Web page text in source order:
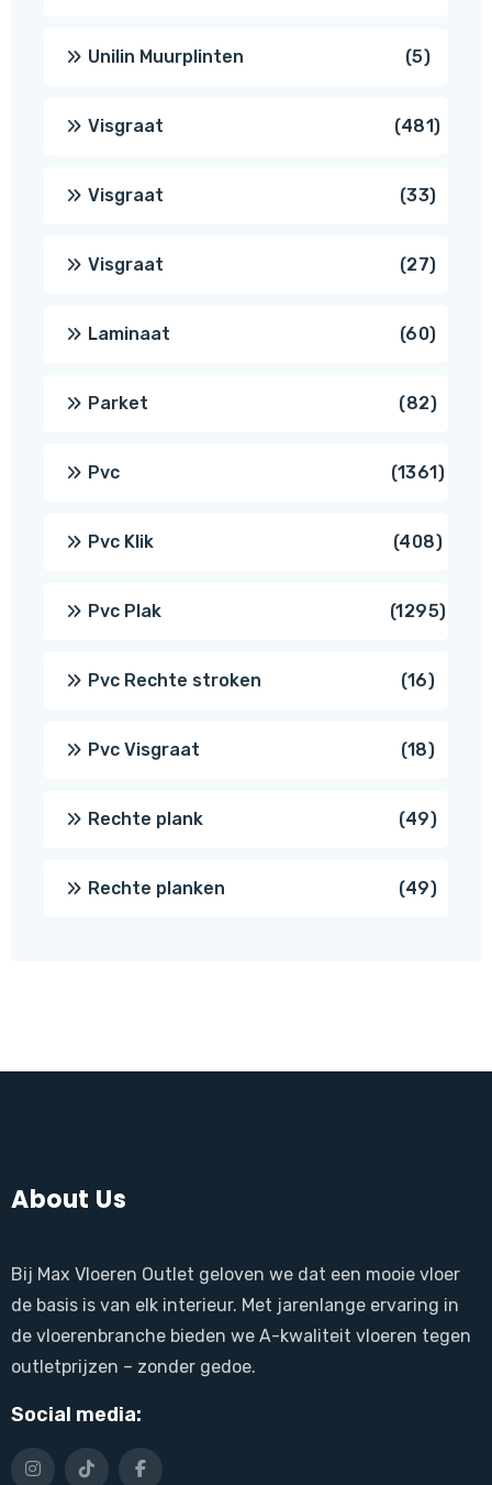
Unilin Muurplinten 55
Visgraat 481481
Visgraat 3333
Visgraat 2727
Laminaat 6060
Parket 8282
Pvc 13611361
Pvc Klik 408408
Pvc Plak 12951295
Pvc Rechte stroken 1616
Pvc Visgraat 1818
Rechte plank 4949
Rechte planken 4949
About Us
Bij Max Vloeren Outlet geloven we dat een mooie vloer
de basis is van elk interieur. Met jarenlange ervaring in
de vloerenbranche bieden we A-kwaliteit vloeren tegen
outletprijzen – zonder gedoe.
Social media: